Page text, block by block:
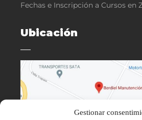
Gestionar
Fechas e Inscripción a Cursos en
Ubicación